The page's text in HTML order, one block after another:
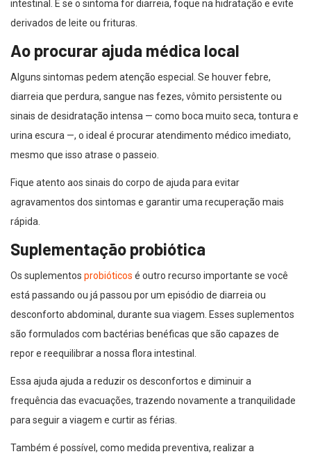
intestinal. E se o sintoma for diarreia, foque na hidratação e evite
derivados de leite ou frituras.
Ao procurar ajuda médica local
Alguns sintomas pedem atenção especial. Se houver febre,
diarreia que perdura, sangue nas fezes, vômito persistente ou
sinais de desidratação intensa — como boca muito seca, tontura e
urina escura —, o ideal é procurar atendimento médico imediato,
mesmo que isso atrase o passeio.
Fique atento aos sinais do corpo de ajuda para evitar
agravamentos dos sintomas e garantir uma recuperação mais
rápida.
Suplementação probiótica
Os suplementos probióticos é outro recurso importante se você
está passando ou já passou por um episódio de diarreia ou
desconforto abdominal, durante sua viagem. Esses suplementos
são formulados com bactérias benéficas que são capazes de
repor e reequilibrar a nossa flora intestinal.
Essa ajuda ajuda a reduzir os desconfortos e diminuir a
frequência das evacuações, trazendo novamente a tranquilidade
para seguir a viagem e curtir as férias.
Também é possível, como medida preventiva, realizar a